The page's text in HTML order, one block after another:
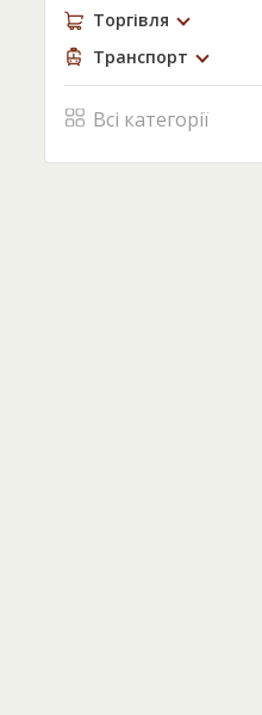
Торгівля
Транспорт
Всі категорії